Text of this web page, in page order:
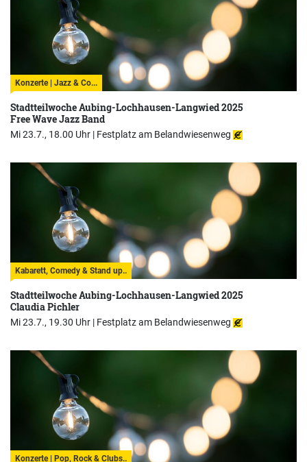
Konzerte | Jazz & Co...
Stadtteilwoche Aubing-Lochhausen-Langwied 2025
Free Wave Jazz Band
Mi 23.7., 18.00 Uhr | Festplatz am Belandwiesenweg
Kabarett, Comedy & Stand up..
Stadtteilwoche Aubing-Lochhausen-Langwied 2025
Claudia Pichler
Mi 23.7., 19.30 Uhr | Festplatz am Belandwiesenweg
Konzerte | Pop, Rock & Clubs..